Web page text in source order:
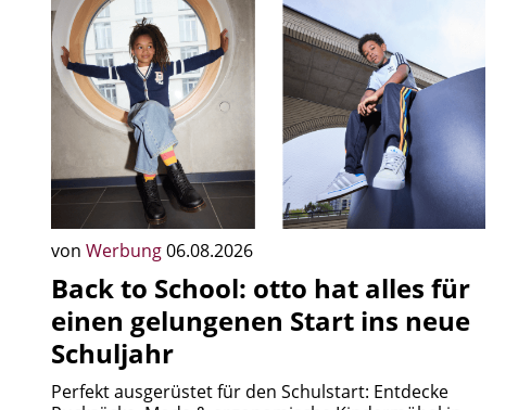
von Werbung06.08.2026
Back to School: otto hat alles für
einen gelungenen Start ins neue
Schuljahr
Perfekt ausgerüstet für den Schulstart: Entdecke